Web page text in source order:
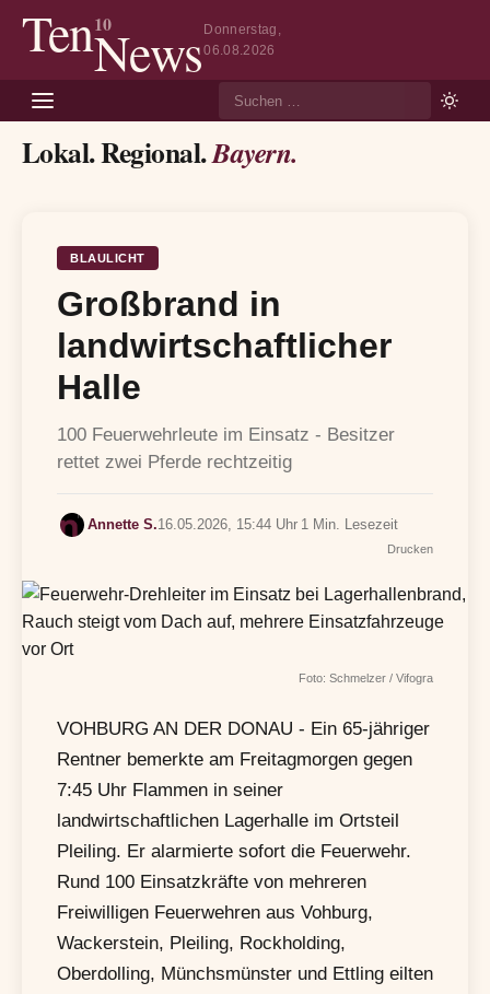
Ten10
NewsDonnerstag,
06.08.2026
Lokal. Regional.Bayern.
BLAULICHT
Großbrand in
landwirtschaftlicher
Halle
100 Feuerwehrleute im Einsatz - Besitzer
rettet zwei Pferde rechtzeitig
Annette S.16.05.2026, 15:44 Uhr 1 Min. Lesezeit
Drucken
Foto: Schmelzer / Vifogra
VOHBURG AN DER DONAU - Ein 65-jähriger
Rentner bemerkte am Freitagmorgen gegen
7:45 Uhr Flammen in seiner
landwirtschaftlichen Lagerhalle im Ortsteil
Pleiling. Er alarmierte sofort die Feuerwehr.
Rund 100 Einsatzkräfte von mehreren
Freiwilligen Feuerwehren aus Vohburg,
Wackerstein, Pleiling, Rockholding,
Oberdolling, Münchsmünster und Ettling eilten